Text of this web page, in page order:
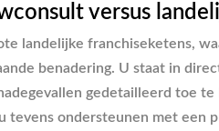
versus
landelijke franchiseketens,
benadering. U staat in
gedetailleerd toe
tevens ondersteunen met een